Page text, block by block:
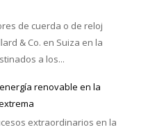
de cuerda o de reloj
& Co. en Suiza en la
a los...
renovable en la
extraordinarios en la